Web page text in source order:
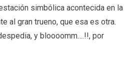
simbólica acontecida en la
al gran trueno, que esa es otra.
y bloooomm….!!, por